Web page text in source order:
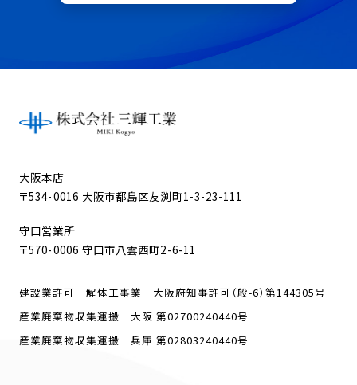
大阪本店
〒534-0016 大阪市都島区友渕町1-3-23-111
守口営業所
〒570-0006 守口市八雲西町2-6-11
建設業許可 解体工事業 大阪府知事許可（般-6）第144305号
産業廃棄物収集運搬 大阪 第02700240440号
産業廃棄物収集運搬 兵庫 第02803240440号